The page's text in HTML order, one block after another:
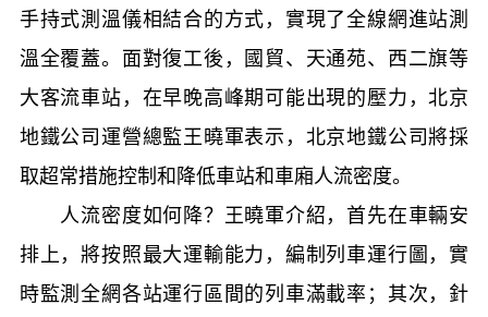
手持式測溫儀相結合的方式，實現了全線網進站測
溫全覆蓋。面對復工後，國貿、天通苑、西二旗等
大客流車站，在早晚高峰期可能出現的壓力，北京
地鐵公司運營總監王曉軍表示，北京地鐵公司將採
取超常措施控制和降低車站和車廂人流密度。
人流密度如何降？王曉軍介紹，首先在車輛安
排上，將按照最大運輸能力，編制列車運行圖，實
時監測全網各站運行區間的列車滿載率；其次，針